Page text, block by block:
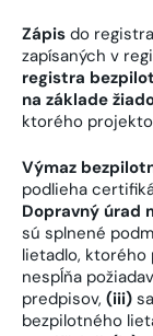
Zápis do
zapísaných v
registra
na základe
ktorého
Výmaz
podlieha
Dopravný úrad
sú splnené
lietadlo,
nespĺňa
predpisov, (iii)
bezpilotného